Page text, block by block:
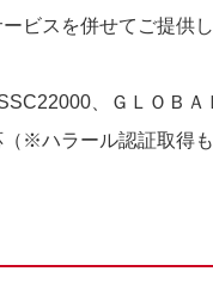
ビスを併せてご提供し
、ＧＬＯＢＡ
※ハラール認証取得も